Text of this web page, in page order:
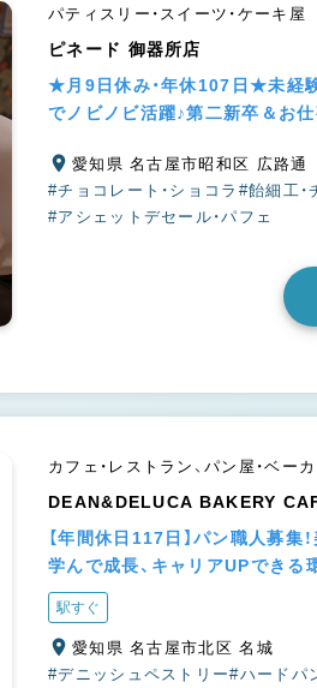
パティスリー・スイーツ・ケーキ屋
ピネード 御器所店
★⽉9⽇休み・年休107日★未経験
でノビノビ活躍♪第二新卒＆お
愛知県 名古屋市昭和区 広路通
#チョコレート・ショコラ #飴細工・
#アシェットデセール・パフェ
カフェ・レストラン、パン屋・ベー
DEAN&DELUCA BAKERY
【年間休日117日】パン職人募集
学んで成長、キャリアUPできる
駅すぐ
愛知県 名古屋市北区 名城
#デニッシュペストリー#ハードパ